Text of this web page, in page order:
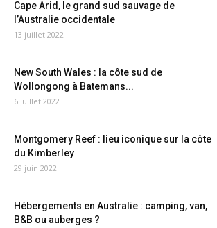
Cape Arid, le grand sud sauvage de
l’Australie occidentale
13 juillet 2022
New South Wales : la côte sud de
Wollongong à Batemans...
6 juillet 2022
Montgomery Reef : lieu iconique sur la côte
du Kimberley
29 juin 2022
Hébergements en Australie : camping, van,
B&B ou auberges ?